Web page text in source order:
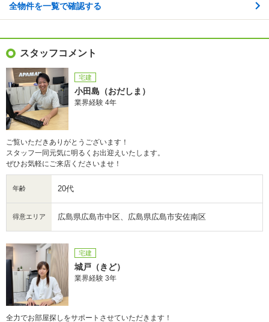
全物件を一覧で確認する
スタッフコメント
宅建
小田島（おだしま）
業界経験 4年
ご覧いただきありがとうございます！
スタッフ一同元気に明るくお出迎えいたします。
ぜひお気軽にご来店くださいませ！
年齢 20代
得意エリア 広島県広島市中区、広島県広島市安佐南区
宅建
城戸（きど）
業界経験 3年
全力でお部屋探しをサポートさせていただきます！